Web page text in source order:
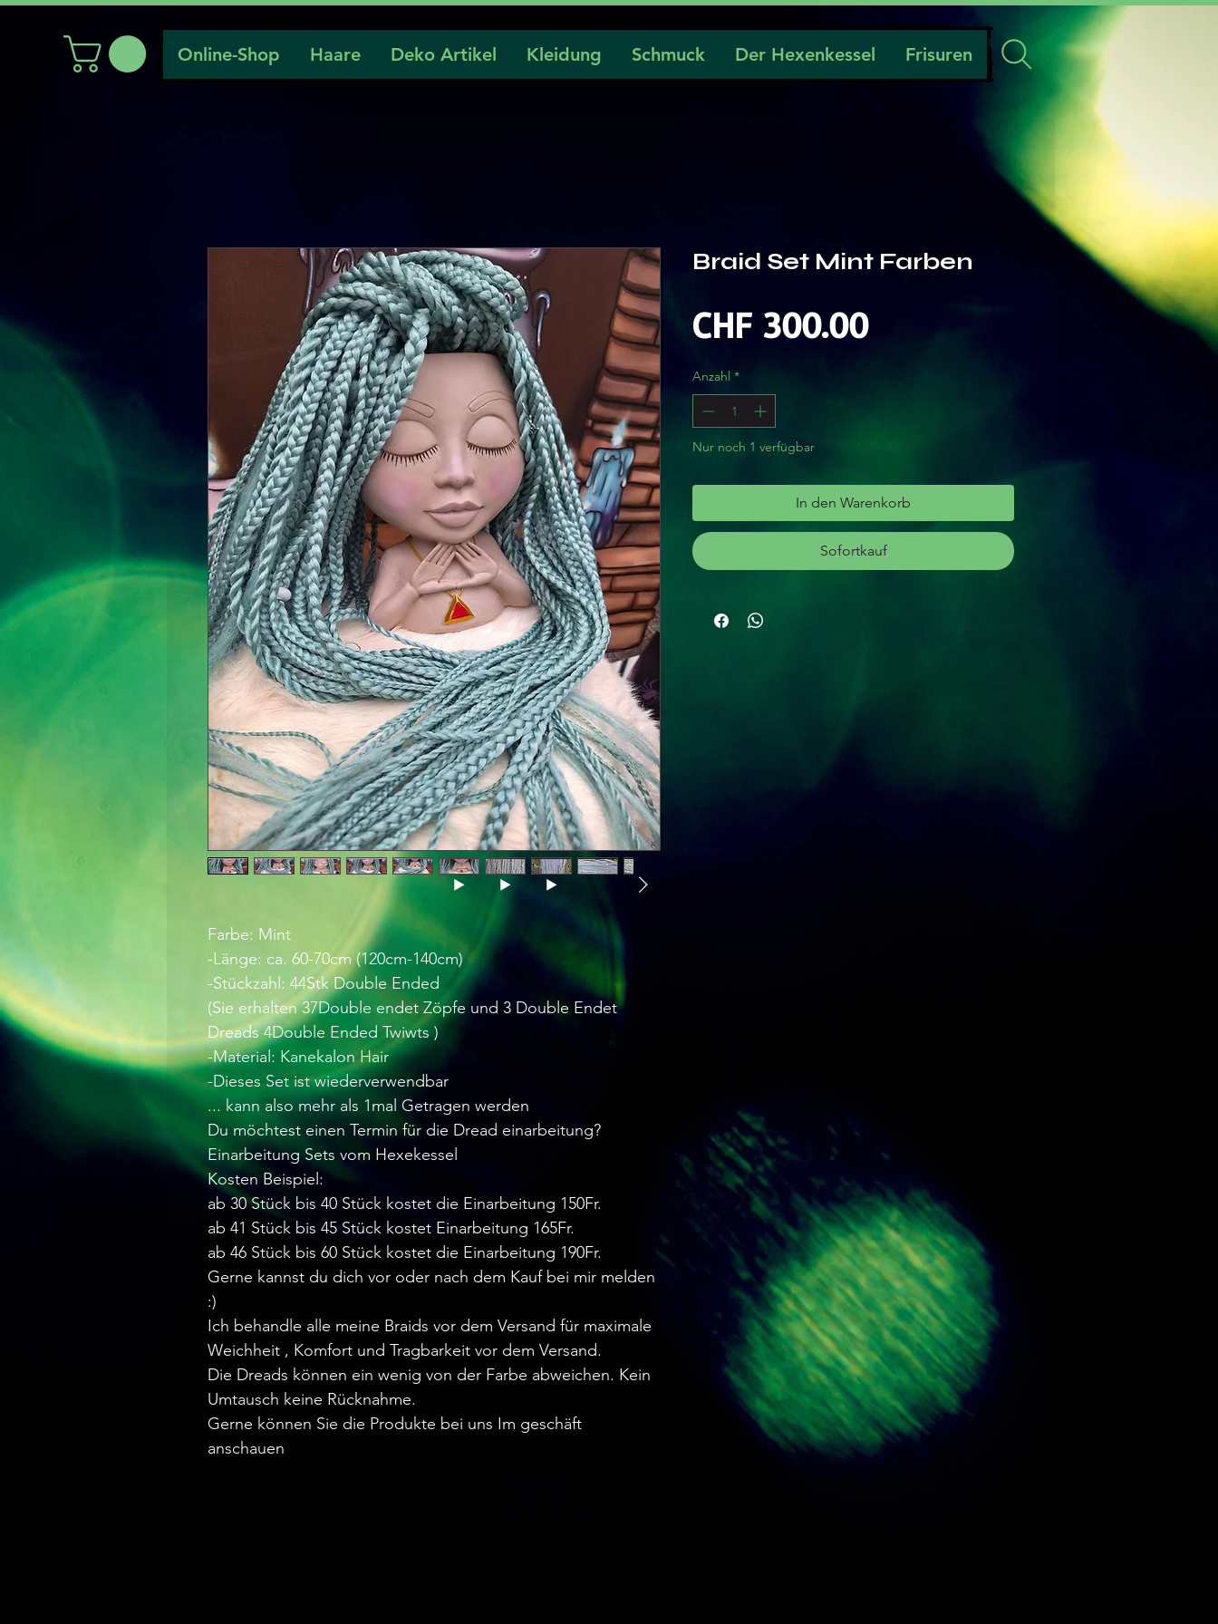
Online-Shop Haare Deko Artikel Kleidung Schmuck Der Hexenkessel Frisuren
Farbe: Mint
-Länge: ca. 60-70cm (120cm-140cm)
-Stückzahl: 44Stk Double Ended
(Sie erhalten 37Double endet Zöpfe und 3 Double Endet
Dreads 4Double Ended Twiwts )
-Material: Kanekalon Hair
-Dieses Set ist wiederverwendbar
... kann also mehr als 1mal Getragen werden
Du möchtest einen Termin für die Dread einarbeitung?
Einarbeitung Sets vom Hexekessel
Kosten Beispiel:
ab 30 Stück bis 40 Stück kostet die Einarbeitung 150Fr.
ab 41 Stück bis 45 Stück kostet Einarbeitung 165Fr.
ab 46 Stück bis 60 Stück kostet die Einarbeitung 190Fr.
Gerne kannst du dich vor oder nach dem Kauf bei mir melden
:)
Ich behandle alle meine Braids vor dem Versand für maximale
Weichheit , Komfort und Tragbarkeit vor dem Versand.
Die Dreads können ein wenig von der Farbe abweichen. Kein
Umtausch keine Rücknahme.
Gerne können Sie die Produkte bei uns Im geschäft
anschauen
Braid Set Mint Farben
CHF 300.00Preis
Anzahl *
Nur noch 1 verfügbar
In den Warenkorb
Sofortkauf